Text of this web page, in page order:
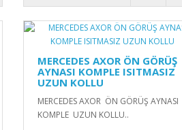
MERCEDES AXOR ÖN GÖRÜŞ
AYNASI KOMPLE ISITMASIZ
UZUN KOLLU
MERCEDES AXOR ÖN GÖRÜŞ AYNASI
KOMPLE UZUN KOLLU..